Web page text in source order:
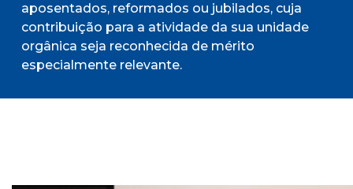
aposentados, reformados ou jubilados, cuja
contribuição para a atividade da sua unidade
orgânica seja reconhecida de mérito
especialmente relevante.